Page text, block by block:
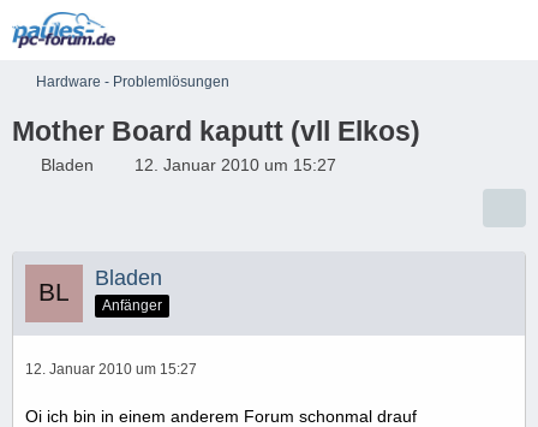
Hardware - Problemlösungen
Mother Board kaputt (vll Elkos)
Bladen 12. Januar 2010 um 15:27
Bladen
Anfänger
12. Januar 2010 um 15:27
Oi ich bin in einem anderem Forum schonmal drauf